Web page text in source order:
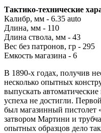
Тактико-технические
Калибр, мм - 6.35 auto
Длина, мм - 110
Длина ствола, мм - 43
Вес без патронов, гр - 295
Емкость магазина - 6
В 1890-х годах, получив
несколько опытных
выпускать
успеха не достигли.
был магазинный пистолет
затвором Мартини и
опытных образцов дело